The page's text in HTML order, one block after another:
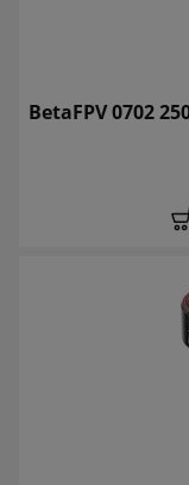
BetaFPV 0702